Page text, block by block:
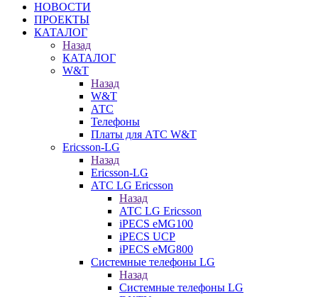
НОВОСТИ
ПРОЕКТЫ
КАТАЛОГ
Назад
КАТАЛОГ
W&T
Назад
W&T
АТС
Телефоны
Платы для АТС W&T
Ericsson-LG
Назад
Ericsson-LG
АТС LG Ericsson
Назад
АТС LG Ericsson
iPECS eMG100
iPECS UCP
iPECS eMG800
Системные телефоны LG
Назад
Системные телефоны LG